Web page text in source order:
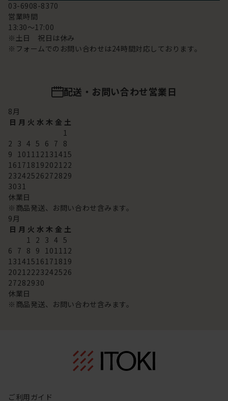
03-6908-8370
営業時間
13:30～17:00
※土日 祝日は休み
※フォームでのお問い合わせは24時間対応しております。
配送・お問い合わせ営業日
8月
日 月 火 水 木 金 土
1
2 3 4 5 6 7 8
9 101112131415
16171819202122
23242526272829
3031
休業日
※商品発送、お問い合わせ含みます。
9月
日 月 火 水 木 金 土
1 2 3 4 5
6 7 8 9 101112
13141516171819
20212223242526
27282930
休業日
※商品発送、お問い合わせ含みます。
ご利用ガイド